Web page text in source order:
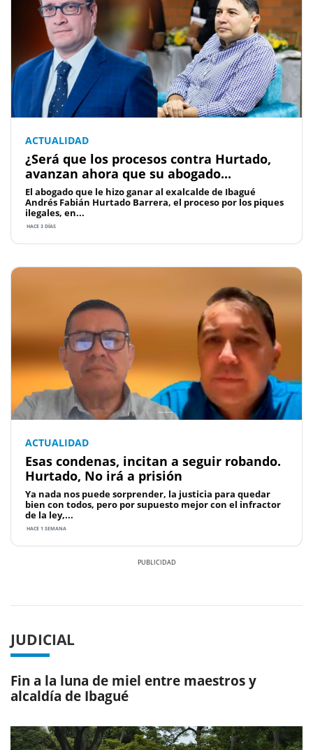
ACTUALIDAD
¿Será que los procesos contra Hurtado,
avanzan ahora que su abogado...
El abogado que le hizo ganar al exalcalde de Ibagué
Andrés Fabián Hurtado Barrera, el proceso por los piques
ilegales, en...
HACE 3 DÍAS
ACTUALIDAD
Esas condenas, incitan a seguir robando.
Hurtado, No irá a prisión
Ya nada nos puede sorprender, la justicia para quedar
bien con todos, pero por supuesto mejor con el infractor
de la ley,...
HACE 1 SEMANA
JUDICIAL
Fin a la luna de miel entre maestros y
alcaldía de Ibagué